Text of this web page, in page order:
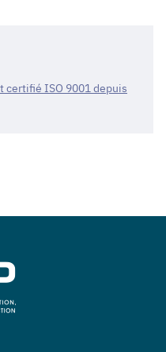
certifié ISO 9001 depuis